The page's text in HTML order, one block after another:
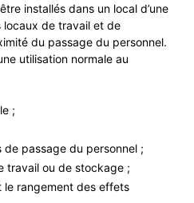
installés dans un local d’une
locaux de travail et de
du passage du personnel.
utilisation normale au
;
passage du personnel ;
travail ou de stockage ;
rangement des effets